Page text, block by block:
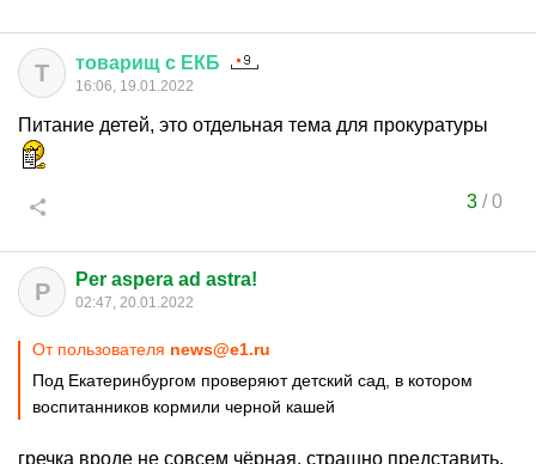
Т товарищ с ЕКБ
16:06, 19.01.2022
Питание детей, это отдельная тема для прокуратуры
3/0
P Per aspera ad astra!
02:47, 20.01.2022
От пользователя news@e1.ru
Под Екатеринбургом проверяют детский сад, в котором
воспитанников кормили черной кашей
гречка вроде не совсем чёрная, страшно представить,